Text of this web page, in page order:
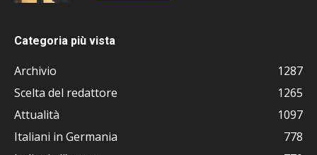
Categoria più vista
Archivio
1287
Scelta del redattore
1265
Attualità
1097
Italiani in Germania
778